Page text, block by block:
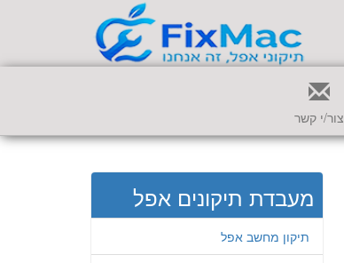
צור/י קשר
מעבדת תיקונים אפל
תיקון מחשב אפל